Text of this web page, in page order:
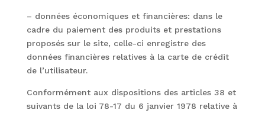
– données économiques et financières: dans le
cadre du paiement des produits et prestations
proposés sur le site, celle-ci enregistre des
données financières relatives à la carte de crédit
de l’utilisateur.
Conformément aux dispositions des articles 38 et
suivants de la loi 78-17 du 6 janvier 1978 relative à